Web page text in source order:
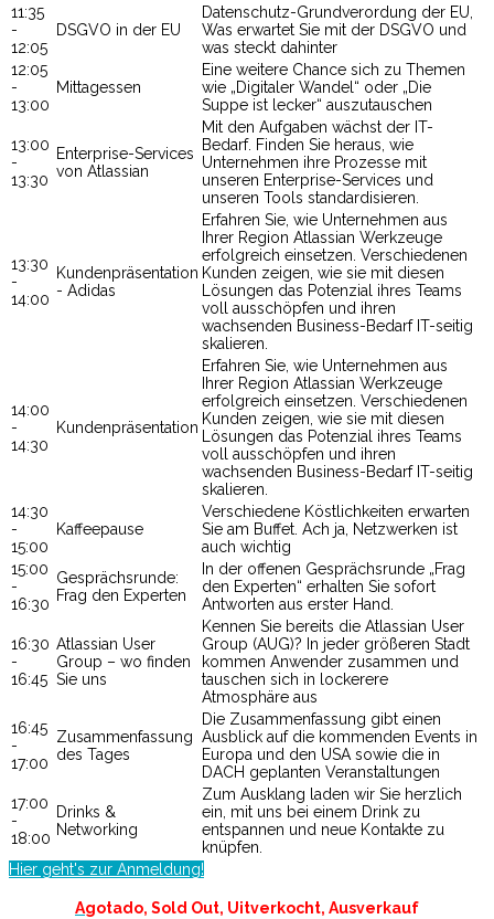
11:35
-
12:05
DSGVO in der EU
Datenschutz-Grundverordung der EU,
Was erwartet Sie mit der DSGVO und
was steckt dahinter
12:05
-
13:00
Mittagessen
Eine weitere Chance sich zu Themen
wie „Digitaler Wandel“ oder „Die
Suppe ist lecker“ auszutauschen
13:00
-
13:30
Enterprise-Services
von Atlassian
Mit den Aufgaben wächst der IT-
Bedarf. Finden Sie heraus, wie
Unternehmen ihre Prozesse mit
unseren Enterprise-Services und
unseren Tools standardisieren.
13:30
-
14:00
Kundenpräsentation
- Adidas
Erfahren Sie, wie Unternehmen aus
Ihrer Region Atlassian Werkzeuge
erfolgreich einsetzen. Verschiedenen
Kunden zeigen, wie sie mit diesen
Lösungen das Potenzial ihres Teams
voll ausschöpfen und ihren
wachsenden Business-Bedarf IT-seitig
skalieren.
14:00
-
14:30
Kundenpräsentation
Erfahren Sie, wie Unternehmen aus
Ihrer Region Atlassian Werkzeuge
erfolgreich einsetzen. Verschiedenen
Kunden zeigen, wie sie mit diesen
Lösungen das Potenzial ihres Teams
voll ausschöpfen und ihren
wachsenden Business-Bedarf IT-seitig
skalieren.
14:30
-
15:00
Kaffeepause
Verschiedene Köstlichkeiten erwarten
Sie am Buffet. Ach ja, Netzwerken ist
auch wichtig
15:00
-
16:30
Gesprächsrunde:
Frag den Experten
In der offenen Gesprächsrunde „Frag
den Experten“ erhalten Sie sofort
Antworten aus erster Hand.
16:30
-
16:45
Atlassian User
Group – wo finden
Sie uns
Kennen Sie bereits die Atlassian User
Group (AUG)? In jeder größeren Stadt
kommen Anwender zusammen und
tauschen sich in lockerere
Atmosphäre aus
16:45
-
17:00
Zusammenfassung
des Tages
Die Zusammenfassung gibt einen
Ausblick auf die kommenden Events in
Europa und den USA sowie die in
DACH geplanten Veranstaltungen
17:00
-
18:00
Drinks &
Networking
Zum Ausklang laden wir Sie herzlich
ein, mit uns bei einem Drink zu
entspannen und neue Kontakte zu
knüpfen.
Hier geht's zur Anmeldung!
Agotado, Sold Out, Uitverkocht, Ausverkauf